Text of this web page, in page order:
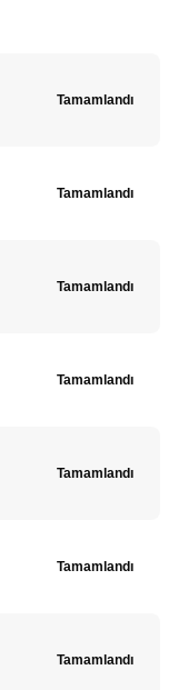
Tamamlandı
Tamamlandı
Tamamlandı
Tamamlandı
Tamamlandı
Tamamlandı
Tamamlandı